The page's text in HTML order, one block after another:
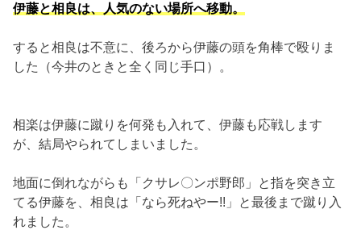
伊藤と相良は、人気のない場所へ移動。
すると相良は不意に、後ろから伊藤の頭を角棒で殴りま
した（今井のときと全く同じ手口）。
相楽は伊藤に蹴りを何発も入れて、伊藤も応戦します
が、結局やられてしまいました。
地面に倒れながらも「クサレ〇ンポ野郎」と指を突き立
てる伊藤を、相良は「なら死ねやー!!」と最後まで蹴り入
れました。